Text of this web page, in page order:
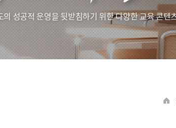
의 성공적 운영을 뒷받침하기 위한 다양한 교육 콘텐